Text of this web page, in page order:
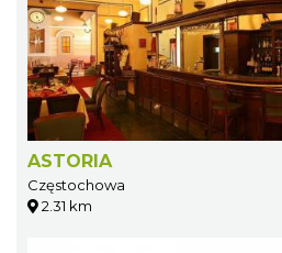
ASTORIA
Częstochowa
2.31 km